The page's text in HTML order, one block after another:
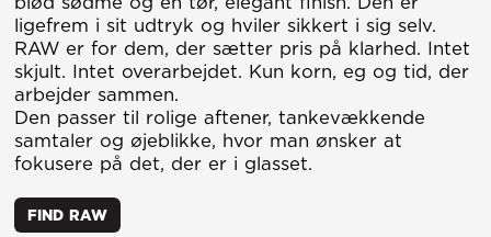
ligefrem i sit udtryk og hviler sikkert i sig selv.
RAW er for dem, der sætter pris på klarhed. Intet
skjult. Intet overarbejdet. Kun korn, eg og tid, der
arbejder sammen.
Den passer til rolige aftener, tankevækkende
samtaler og øjeblikke, hvor man ønsker at
fokusere på det, der er i glasset.
FIND RAW